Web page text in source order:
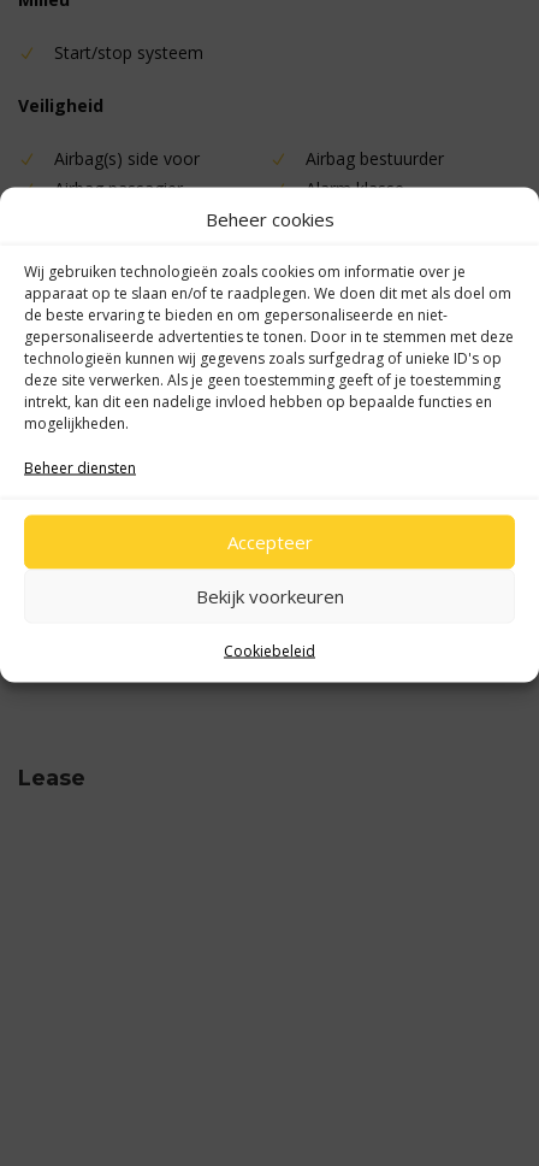
Beheer cookies
Wij gebruiken technologieën zoals cookies om informatie over je
apparaat op te slaan en/of te raadplegen. We doen dit met als doel om
de beste ervaring te bieden en om gepersonaliseerde en niet-
gepersonaliseerde advertenties te tonen. Door in te stemmen met deze
technologieën kunnen wij gegevens zoals surfgedrag of unieke ID's op
deze site verwerken. Als je geen toestemming geeft of je toestemming
intrekt, kan dit een nadelige invloed hebben op bepaalde functies en
mogelijkheden.
Beheer diensten
Accepteer
Bekijk voorkeuren
Cookiebeleid
Start/stop systeem
Veiligheid
Airbag(s) side voor
Airbag bestuurder
Airbag passagier
Alarm klasse
1(startblokkering)
BandenspanningscontrolesysteemBrake Assist System
Elektronisch Stabiliteits
Programma
Hill hold functie
Overige
waarschuwing
afstandsbediening
Dab
extra getint glas achter
hoofdsteunen anti-
Pack Comfort
stuur multifunctioneel
Lease